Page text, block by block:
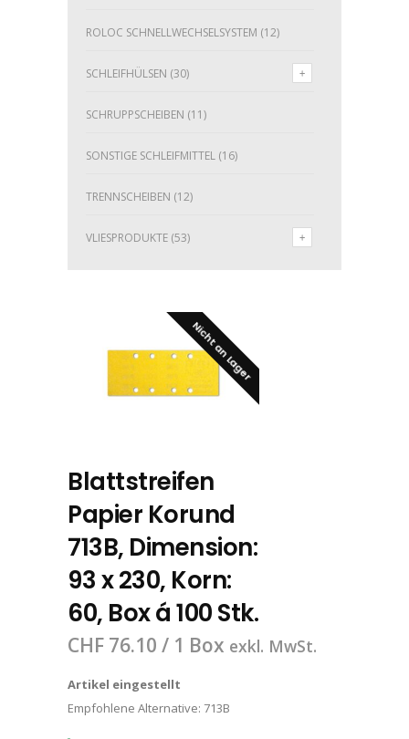
ROLOC SCHNELLWECHSELSYSTEM (12)
SCHLEIFHÜLSEN (30)
SCHRUPPSCHEIBEN (11)
SONSTIGE SCHLEIFMITTEL (16)
TRENNSCHEIBEN (12)
VLIESPRODUKTE (53)
Nicht an Lager
Blattstreifen
Papier Korund
713B, Dimension:
93 x 230, Korn:
60, Box á 100 Stk.
CHF 76.10 / 1 Box exkl. MwSt.
Artikel eingestellt
Empfohlene Alternative: 713B